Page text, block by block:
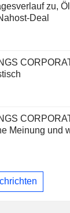
zu,
Deal
Meinung und